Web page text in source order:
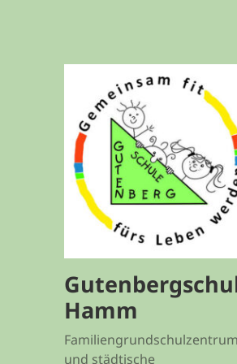
Hamm
Familiengrundschulzentrum
und städtische